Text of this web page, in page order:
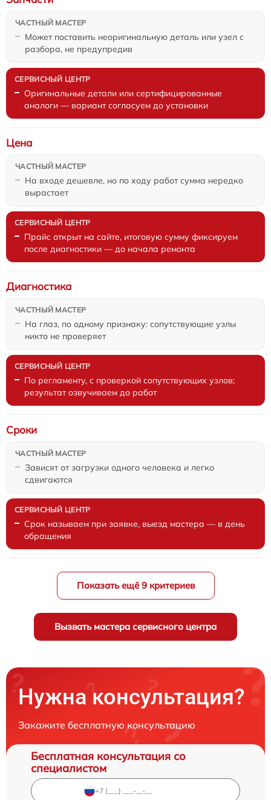
Может поставить неоригинальную деталь или узел с
разбора, не предупредив
Оригинальные детали или сертифицированные
аналоги — вариант согласуем до установки
На входе дешевле, но по ходу работ сумма нередко
вырастает
Цена
Прайс открыт на сайте, итоговую сумму фиксируем
после диагностики — до начала ремонта
На глаз, по одному признаку: сопутствующие узлы
никто не проверяет
Диагностика
По регламенту, с проверкой сопутствующих узлов;
результат озвучиваем до работ
Зависят от загрузки одного человека и легко
сдвигаются
Сроки
Срок называем при заявке, выезд мастера — в день
обращения
Показать ещё 9 критериев
Вызвать мастера сервисного центра
Нужна консультация?
Закажите бесплатную консультацию
Бесплатная консультация со
специалистом